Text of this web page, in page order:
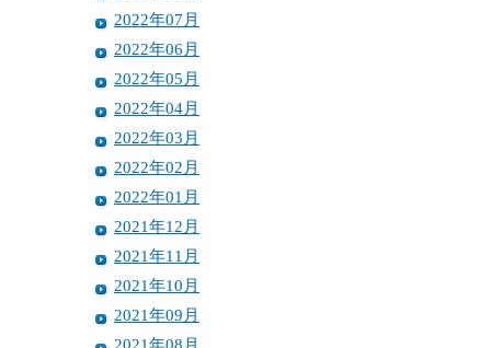
2022年07月
2022年06月
2022年05月
2022年04月
2022年03月
2022年02月
2022年01月
2021年12月
2021年11月
2021年10月
2021年09月
2021年08月